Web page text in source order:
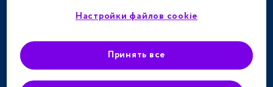
СПЕЦПРОЕКТЫ
МЕРОПРИЯТИЯ
ПРЕПАРАТЫ
Настройки файлов cookie
Принять все